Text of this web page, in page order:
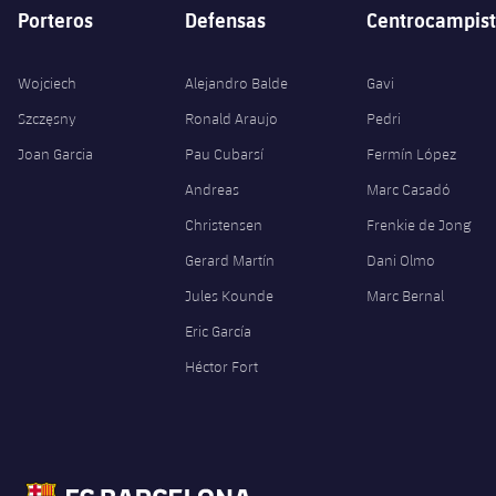
Porteros
Wojciech
Szczęsny
Joan Garcia
Defensas
Alejandro Balde
Ronald Araujo
Pau Cubarsí
Andreas
Christensen
Gerard Martín
Jules Kounde
Eric García
Héctor Fort
Gavi
Pedri
Fermín López
Marc Casadó
Frenkie de Jong
Dani Olmo
Marc Bernal